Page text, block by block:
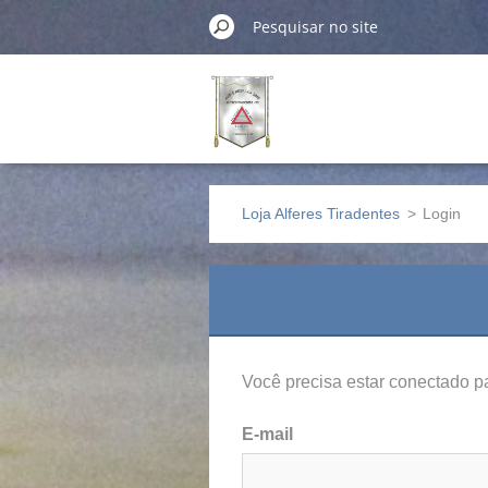
Loja Alferes Tiradentes > Login
Você precisa estar conectado
E-mail